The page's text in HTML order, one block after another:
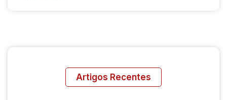
Artigos Recentes